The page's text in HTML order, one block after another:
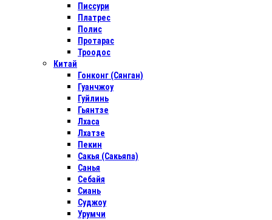
Писсури
Платрес
Полис
Протарас
Троодос
Китай
Гонконг (Сянган)
Гуанчжоу
Гуйлинь
Гьянтзе
Лхаса
Лхатзе
Пекин
Сакья (Сакьяпа)
Санья
Себайя
Сиань
Суджоу
Урумчи